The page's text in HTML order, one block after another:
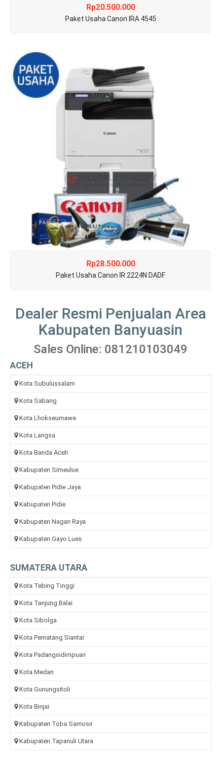
Rp20.500.000
Paket Usaha Canon IRA 4545
Rp28.500.000
Paket Usaha Canon IR 2224N DADF
Dealer Resmi Penjualan Area
Kabupaten Banyuasin
Sales Online: 081210103049
ACEH
Kota Subulussalam
Kota Sabang
Kota Lhokseumawe
Kota Langsa
Kota Banda Aceh
Kabupaten Simeulue
Kabupaten Pidie Jaya
Kabupaten Pidie
Kabupaten Nagan Raya
Kabupaten Gayo Lues
SUMATERA UTARA
Kota Tebing Tinggi
Kota Tanjung Balai
Kota Sibolga
Kota Pematang Siantar
Kota Padangsidimpuan
Kota Medan
Kota Gunungsitoli
Kota Binjai
Kabupaten Toba Samosir
Kabupaten Tapanuli Utara